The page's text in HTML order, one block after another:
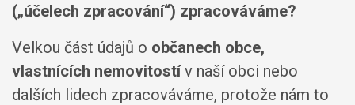
(„účelech zpracování“) zpracováváme?
Velkou část údajů o občanech obce,
vlastnících nemovitostív naší obci nebo
dalších lidech zpracováváme, protože nám to